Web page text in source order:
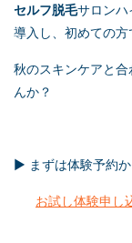
セルフ脱毛サロンハ
導入し、初めての方
秋のスキンケアと
んか？
▶ まずは体験予約か
お試し体験申し